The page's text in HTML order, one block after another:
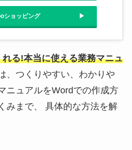
ショッピング
る!本当に使える業務マニュ
、つくりやすい、わかりや
ニュアルをWordでの作成方
みまで、 具体的な方法を解